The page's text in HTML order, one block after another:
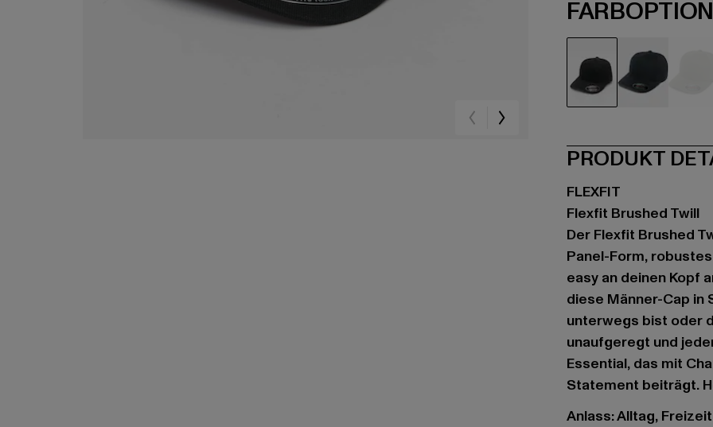
PRODUKT
FLEXFIT
Flexfit Brushed Twill
Der Flexfit Brushed
Panel-Form,
easy an deinen Kopf
diese Männer-Cap in
unterwegs bist oder
unaufgeregt und
Essential, das mit
Statement beiträgt.
Anlass: Alltag, Freizeit